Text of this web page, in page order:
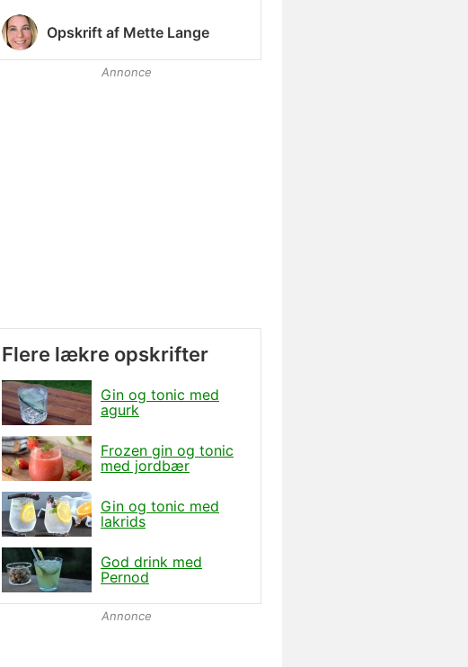
Opskrift af Mette Lange
Annonce
Flere lækre opskrifter
Gin og tonic med
agurk
Frozen gin og tonic
med jordbær
Gin og tonic med
lakrids
God drink med
Pernod
Annonce